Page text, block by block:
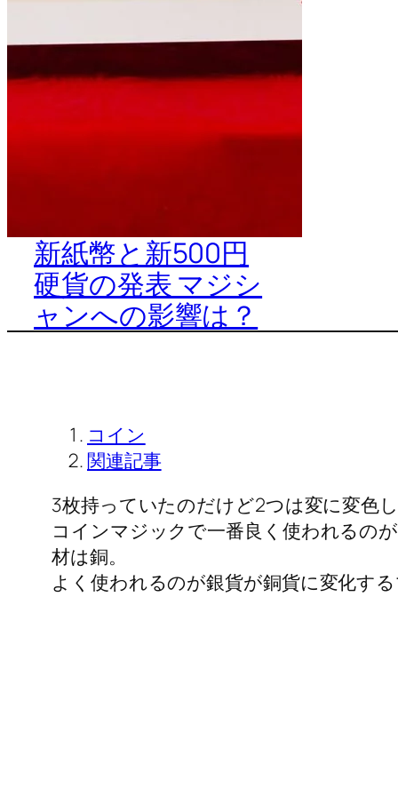
新紙幣と新500円
硬貨の発表 マジシ
ャンへの影響は？
コイン
関連記事
3枚持っていたのだけど2つは変に変色
コインマジックで一番良く使われるの
材は銅。
よく使われるのが銀貨が銅貨に変化す